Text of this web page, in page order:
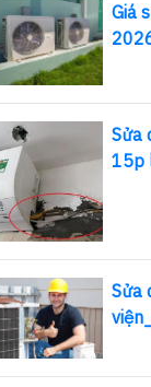
Giá
Sửa
15p
Sửa